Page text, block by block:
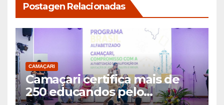
Postagen Relacionadas
CAMAÇARI
Camaçari certifica mais de
250 educandos pelo